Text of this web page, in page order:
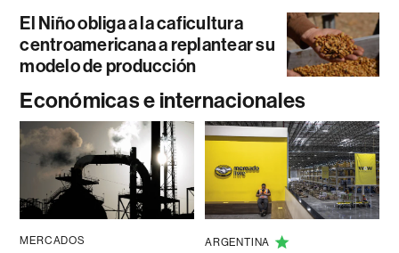
El Niño obliga a la caficultura
centroamericana a replantear su
modelo de producción
Económicas e internacionales
MERCADOS ARGENTINA